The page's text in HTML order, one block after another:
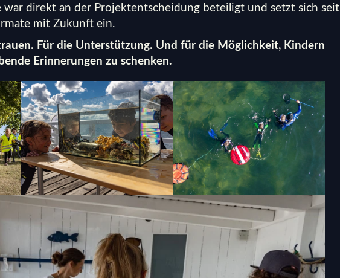
war direkt an der Projektentscheidung beteiligt und setzt sich seit
mit Zukunft ein.
Für die Unterstützung. Und für die Möglichkeit, Kindern
Erinnerungen zu schenken.